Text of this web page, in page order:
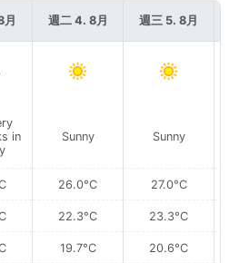
月
in
週二 4. 8月
Sunny
26.0°C
22.3°C
19.7°C
週三 5. 8月
Sunny
27.0°C
23.3°C
20.6°C